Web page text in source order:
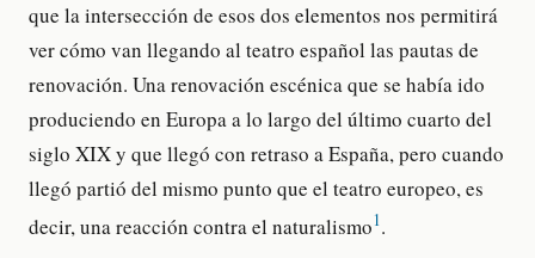
que la intersección de esos dos elementos nos permitirá
ver cómo van llegando al teatro español las pautas de
renovación. Una renovación escénica que se había ido
produciendo en Europa a lo largo del último cuarto del
siglo XIX y que llegó con retraso a España, pero cuando
llegó partió del mismo punto que el teatro europeo, es
decir, una reacción contra el naturalismo1.